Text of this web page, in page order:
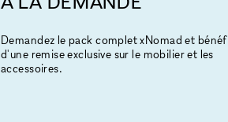
Demandez le pack complet xNomad et
d'une remise exclusive sur le mobilier et les
accessoires.